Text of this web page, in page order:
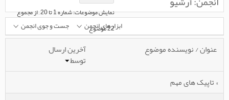
نمایش موضوعات: شماره 1 تا 20 , از مجموع
‍22 موضوع
ابزارهای انجمن جست و جوی انجمن
عنوان/نویسنده موضوع آخرین ارسال
توسط
» تاپیک های مهم